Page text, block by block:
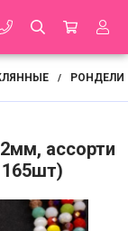
/ РОНДЕЛИ
ассорти
165шт)